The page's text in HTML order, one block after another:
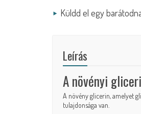
Küldd el egy
Leírás
A növényi
A növény glicerin, amelyet
tulajdonsága van.